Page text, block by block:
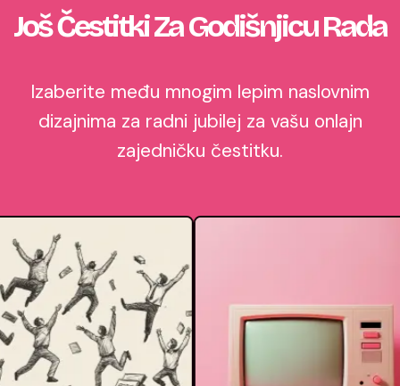
Još Čestitki Za Godišnjicu Rada
Izaberite među mnogim lepim naslovnim
dizajnima za radni jubilej za vašu onlajn
zajedničku čestitku.